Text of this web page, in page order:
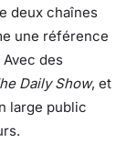
deux chaînes
une référence
des
Daily Show, et
large public